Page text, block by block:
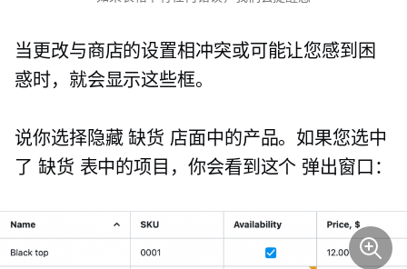
当更改与商店的设置相冲突或可能让您感到困
惑时，就会显示这些框。
说你选择隐藏缺货 店面中的产品。如果您选中
了 缺货 表中的项目，你会看到这个 弹出窗口：